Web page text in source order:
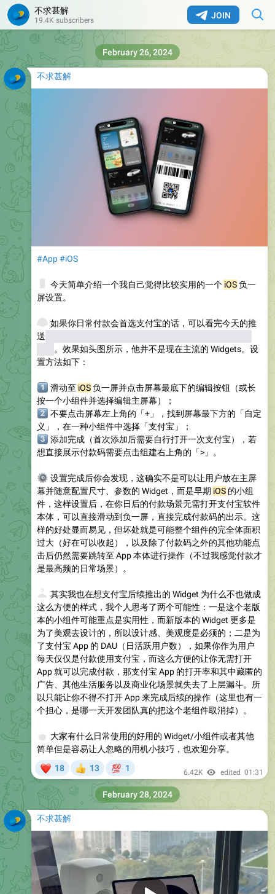
JOIN
不求甚解
19.4K subscribers
不求甚解
#App#iOS
今天简单介绍一个我自己觉得比较实用的一个 iOS负一
屏设置。
如果你日常付款会首选支付宝的话，可以看完今天的推
送
。效果如头图所示，他并不是现在主流的 Widgets。设
置方法如下：
滑动至 iOS负一屏并点击屏幕最底下的编辑按钮（或长
按一个小组件并选择编辑主屏幕）；
不要点击屏幕左上角的「+」，找到屏幕最下方的「自定
义」，在一种小组件中选择「支付宝」；
添加完成（首次添加后需要自行打开一次支付宝），若
想直接展示付款码需要点击组建右上角的「>」。
设置完成后你会发现，这确实不是可以让用户放在主屏
幕并随意配置尺寸、参数的 Widget，而是早期 iOS 的小组
件，这样设置后，在你日后的付款场景无需打开支付宝软件
本体，可以直接滑动到负一屏，直接完成付款码的出示。这
样的好处显而易见，但坏处就是可能整个组件的完全体面积
过大（好在可以收起），以及除了付款码之外的其他功能点
击后仍然需要跳转至 App 本体进行操作（不过我感觉付款才
是最高频的日常场景）。
其实我也在想支付宝后续推出的 Widget 为什么不也做成
这么方便的样式，我个人思考了两个可能性：一是这个老版
本的小组件可能重点是实用性，而新版本的 Widget 更多是
为了美观去设计的，所以设计感、美观度是必须的；二是为
了支付宝 App 的 DAU（日活跃用户数），如果你作为用户
每天仅仅是付款使用支付宝，而这么方便的让你无需打开
App 就可以完成付款，那支付宝 App 的打开率和其中藏匿的
广告、其他生活服务以及商业化场景就失去了上层漏斗。所
以只能让你不得不打开 App 来完成后续的操作（这里也有一
个担心，是哪一天开发团队真的把这个老组件取消掉）。
大家有什么日常使用的好用的 Widget/小组件或者其他
简单但是容易让人忽略的用机小技巧，也欢迎分享。
18 13
💯
1 6.42K edited 01:31
February 26, 2024
不求甚解
February 28, 2024